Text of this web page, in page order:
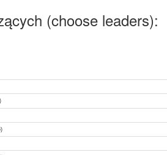
(choose leaders):